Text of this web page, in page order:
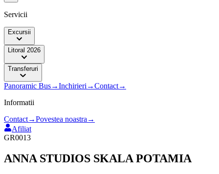
Servicii
Excursii
Litoral 2026
Transferuri
Panoramic Bus→Inchirieri →Contact→
Informatii
Contact→Povestea noastra →
Afiliat
GR0013
ANNA STUDIOS SKALA POTAMIA